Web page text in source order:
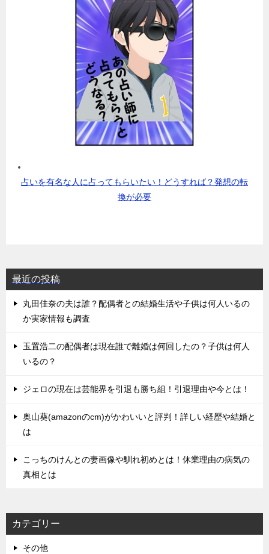
占いを有名な人に占ってもらいたい！どうすれば？発想の転
換が必要
最近の投稿
丸田佳奈の夫は誰？配偶者との結婚生活や子供は何人いるの
か実家情報も調査
玉置浩二の配偶者は現在誰で離婚は何回したの？子供は何人
いるの？
ジェロの現在は芸能界を引退も勝ち組！引退理由や今とは！
奥山葵(amazonのcm)がかわいいと評判！詳しい経歴や結婚と
は
こっちのけんとの妻画像や馴れ初めとは！休業理由の病気の
真相とは
カテゴリー
その他